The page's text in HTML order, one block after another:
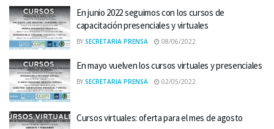
En junio 2022 seguimos con los cursos de
capacitación presenciales y virtuales
BY SECRETARIA PRENSA 08/06/2022
En mayo vuelven los cursos virtuales y presenciales
BY SECRETARIA PRENSA 02/05/2022
Cursos virtuales: oferta para el mes de agosto